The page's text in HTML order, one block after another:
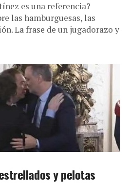
es una referencia?
las hamburguesas, las
La frase de un jugadorazo y
y pelotas